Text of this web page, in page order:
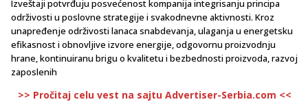
Izveštaji potvrđuju posvećenost kompanija integrisanju principa
održivosti u poslovne strategije i svakodnevne aktivnosti. Kroz
unapređenje održivosti lanaca snabdevanja, ulaganja u energetsku
efikasnost i obnovljive izvore energije, odgovornu proizvodnju
hrane, kontinuiranu brigu o kvalitetu i bezbednosti proizvoda, razvoj
zaposlenih
>> Pročitaj celu vest na sajtu Advertiser-Serbia.com <<